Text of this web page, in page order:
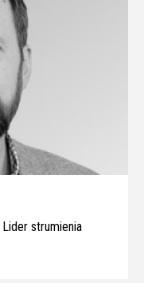
strumienia